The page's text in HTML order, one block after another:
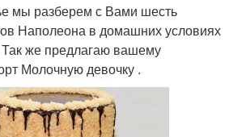
мы разберем с Вами шесть
Наполеона в домашних условиях
Так же предлагаю вашему
Молочную девочку .